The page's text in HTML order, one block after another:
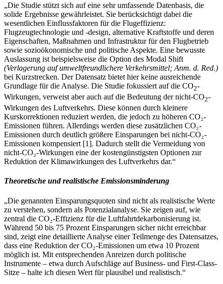
„Die Studie stützt sich auf eine sehr umfassende Datenbasis, die
solide Ergebnisse gewährleistet. Sie berücksichtigt dabei die
wesentlichen Einflussfaktoren für die Flugeffizienz:
Flugzeugtechnologie und -design, alternative Kraftstoffe und deren
Eigenschaften, Maßnahmen und Infrastruktur für den Flugbetrieb
sowie sozioökonomische und politische Aspekte. Eine bewusste
Auslassung ist beispielsweise die Option des Modal Shift
(Verlagerung auf umweltfreundlichere Verkehrsmittel; Anm. d. Red.)
bei Kurzstrecken. Der Datensatz bietet hier keine ausreichende
Grundlage für die Analyse. Die Studie fokussiert auf die CO2-
Wirkungen, verweist aber auch auf die Bedeutung der nicht-CO2-
Wirkungen des Luftverkehrs. Diese können durch kleinere
Kurskorrektionen reduziert werden, die jedoch zu höheren CO₂-
Emissionen führen. Allerdings werden diese zusätzlichen CO₂-
Emissionen durch deutlich größere Einsparungen bei nicht-CO₂-
Emissionen kompensiert [1]. Dadurch stellt die Vermeidung von
nicht-CO₂-Wirkungen eine der kostengünstigsten Optionen zur
Reduktion der Klimawirkungen des Luftverkehrs dar.“
Theoretische und realistische Emissionsminderung
„Die genannten Einsparungsquoten sind nicht als realistische Werte
zu verstehen, sondern als Potenzialanalyse. Sie zeigen auf, wie
zentral die CO₂-Effizienz für die Luftfahrtdekarbonisierung ist.
Während 50 bis 75 Prozent Einsparungen sicher nicht erreichbar
sind, zeigt eine detaillierte Analyse einer Teilmenge des Datensatzes,
dass eine Reduktion der CO₂-Emissionen um etwa 10 Prozent
möglich ist. Mit entsprechenden Anreizen durch politische
Instrumente – etwa durch Aufschläge auf Business- und First-Class-
Sitze – halte ich diesen Wert für plausibel und realistisch.“